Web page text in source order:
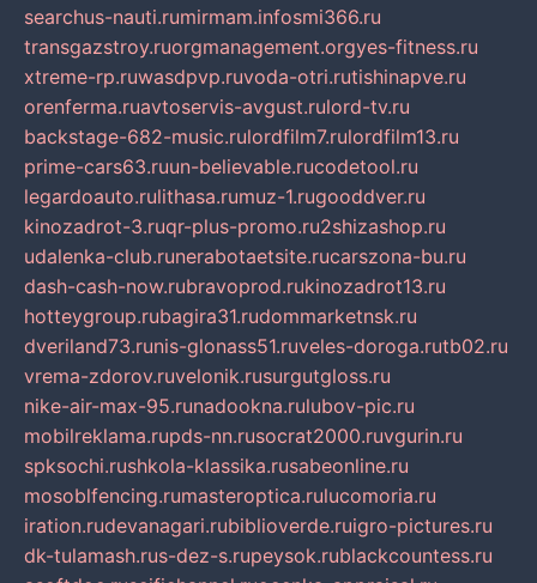
searchus-nauti.rumirmam.infosmi366.ru
transgazstroy.ruorgmanagement.orgyes-fitness.ru
xtreme-rp.ruwasdpvp.ruvoda-otri.rutishinapve.ru
orenferma.ruavtoservis-avgust.rulord-tv.ru
backstage-682-music.rulordfilm7.rulordfilm13.ru
prime-cars63.ruun-believable.rucodetool.ru
legardoauto.rulithasa.rumuz-1.rugooddver.ru
kinozadrot-3.ruqr-plus-promo.ru2shizashop.ru
udalenka-club.runerabotaetsite.rucarszona-bu.ru
dash-cash-now.rubravoprod.rukinozadrot13.ru
hotteygroup.rubagira31.rudommarketnsk.ru
dveriland73.runis-glonass51.ruveles-doroga.rutb02.ru
vrema-zdorov.ruvelonik.rusurgutgloss.ru
nike-air-max-95.runadookna.rulubov-pic.ru
mobilreklama.rupds-nn.rusocrat2000.ruvgurin.ru
spksochi.rushkola-klassika.rusabeonline.ru
mosoblfencing.rumasteroptica.rulucomoria.ru
iration.rudevanagari.rubiblioverde.ruigro-pictures.ru
dk-tulamash.rus-dez-s.rupeysok.rublackcountess.ru